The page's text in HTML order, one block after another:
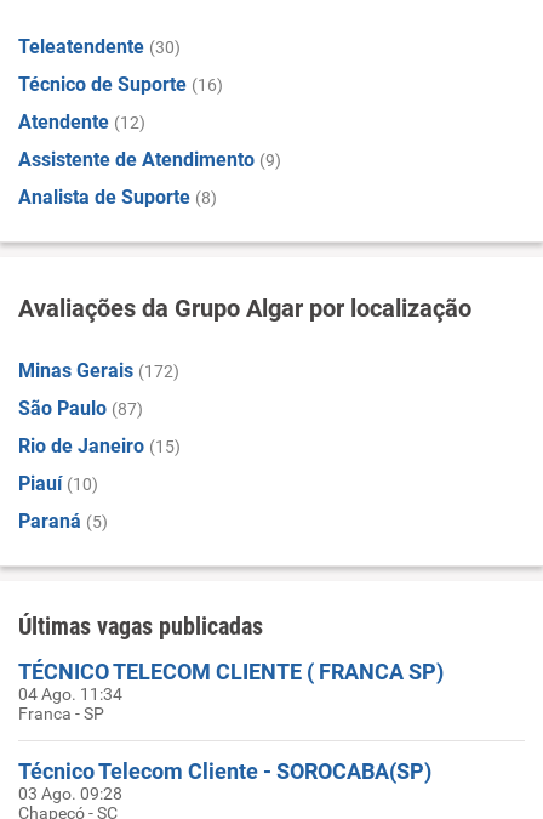
Teleatendente (30)
Técnico de Suporte (16)
Atendente (12)
Assistente de Atendimento (9)
Analista de Suporte (8)
Avaliações da Grupo Algar por localização
Minas Gerais (172)
São Paulo (87)
Rio de Janeiro (15)
Piauí (10)
Paraná (5)
Últimas vagas publicadas
TÉCNICO TELECOM CLIENTE ( FRANCA SP)
04 Ago. 11:34
Franca - SP
Técnico Telecom Cliente - SOROCABA(SP)
03 Ago. 09:28
Chapecó - SC